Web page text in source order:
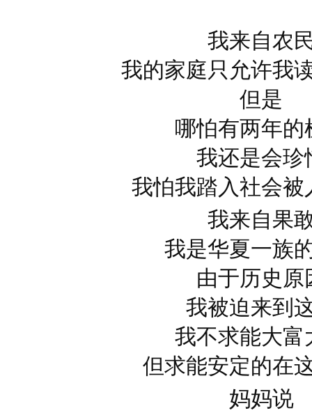
我来自农
我的家庭只允许我
但是
哪怕有两年的
我还是会珍
我怕我踏入社会被
我来自果
我是华夏一族
由于历史原
我被迫来到
我不求能大富
但求能安定的在
妈妈说